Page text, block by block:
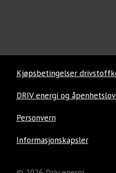
Kjøpsbetingelser
DRIV energi og
Personvern
Informasjonskapsler